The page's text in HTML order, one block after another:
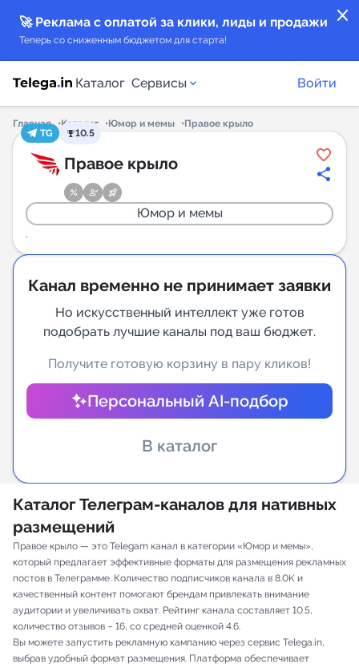
close
🚀 Реклама с оплатой за клики, лиды и продажи
Теперь со сниженным бюджетом для старта!
Каталог Сервисы
Каталог ботов
New
Аналитика MAX каналов
Индивидуальное сопровождение
Войти
Главная Каталог Юмор и мемы
Правое крыло
TG
10.5
Правое крыло
Юмор и мемы
.
Канал временно не принимает заявки
Но искусственный интеллект уже готов
подобрать лучшие каналы под ваш бюджет.
Получите готовую корзину в пару кликов!
Персональный AI-подбор
В каталог
Каталог Телеграм-каналов для нативных
размещений
Правое крыло — это Telegam канал в категории «Юмор и мемы»,
который предлагает эффективные форматы для размещения рекламных
постов в Телеграмме. Количество подписчиков канала в 8.0K и
качественный контент помогают брендам привлекать внимание
аудитории и увеличивать охват. Рейтинг канала составляет 10.5,
количество отзывов – 16, со средней оценкой 4.6.
Вы можете запустить рекламную кампанию через сервис Telega.in,
выбрав удобный формат размещения. Платформа обеспечивает